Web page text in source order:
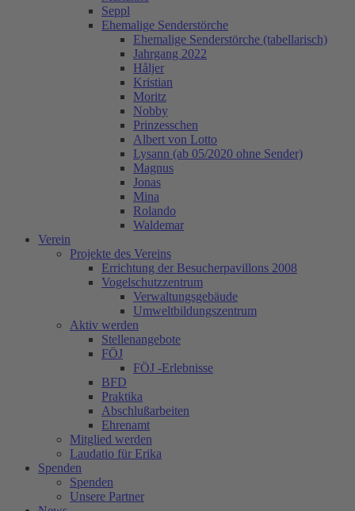
Seppl
Ehemalige Senderstörche
Ehemalige Senderstörche (tabellarisch)
Jahrgang 2022
Håljer
Kristian
Moritz
Nobby
Prinzesschen
Albert von Lotto
Lysann (ab 05/2020 ohne Sender)
Magnus
Jonas
Mina
Rolando
Waldemar
Verein
Projekte des Vereins
Errichtung der Besucherpavillons 2008
Vogelschutzzentrum
Verwaltungsgebäude
Umweltbildungszentrum
Aktiv werden
Stellenangebote
FÖJ
FÖJ -Erlebnisse
BFD
Praktika
Abschlußarbeiten
Ehrenamt
Mitglied werden
Laudatio für Erika
Spenden
Spenden
Unsere Partner